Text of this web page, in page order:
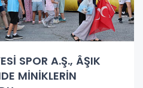
SPOR A.Ş., ÂŞIK
MİNİKLERİN